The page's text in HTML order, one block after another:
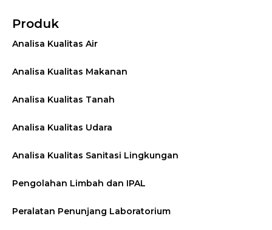
Produk
Analisa Kualitas Air
Analisa Kualitas Makanan
Analisa Kualitas Tanah
Analisa Kualitas Udara
Analisa Kualitas Sanitasi Lingkungan
Pengolahan Limbah dan IPAL
Peralatan Penunjang Laboratorium